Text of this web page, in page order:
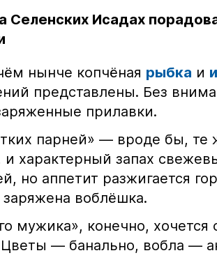
Селенских Исадах
нынче копчёная рыбка и
представлены. Без
прилавки.
парней» — вроде бы, те
характерный запах
но аппетит разжигается
воблёшка.
мужика», конечно, хочется
— банально, вобла —